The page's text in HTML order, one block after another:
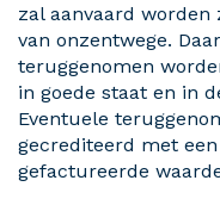
zal aanvaard worden
van onzentwege.
teruggenomen
in goede staat en in
Eventuele
gecrediteerd met
gefactureerde